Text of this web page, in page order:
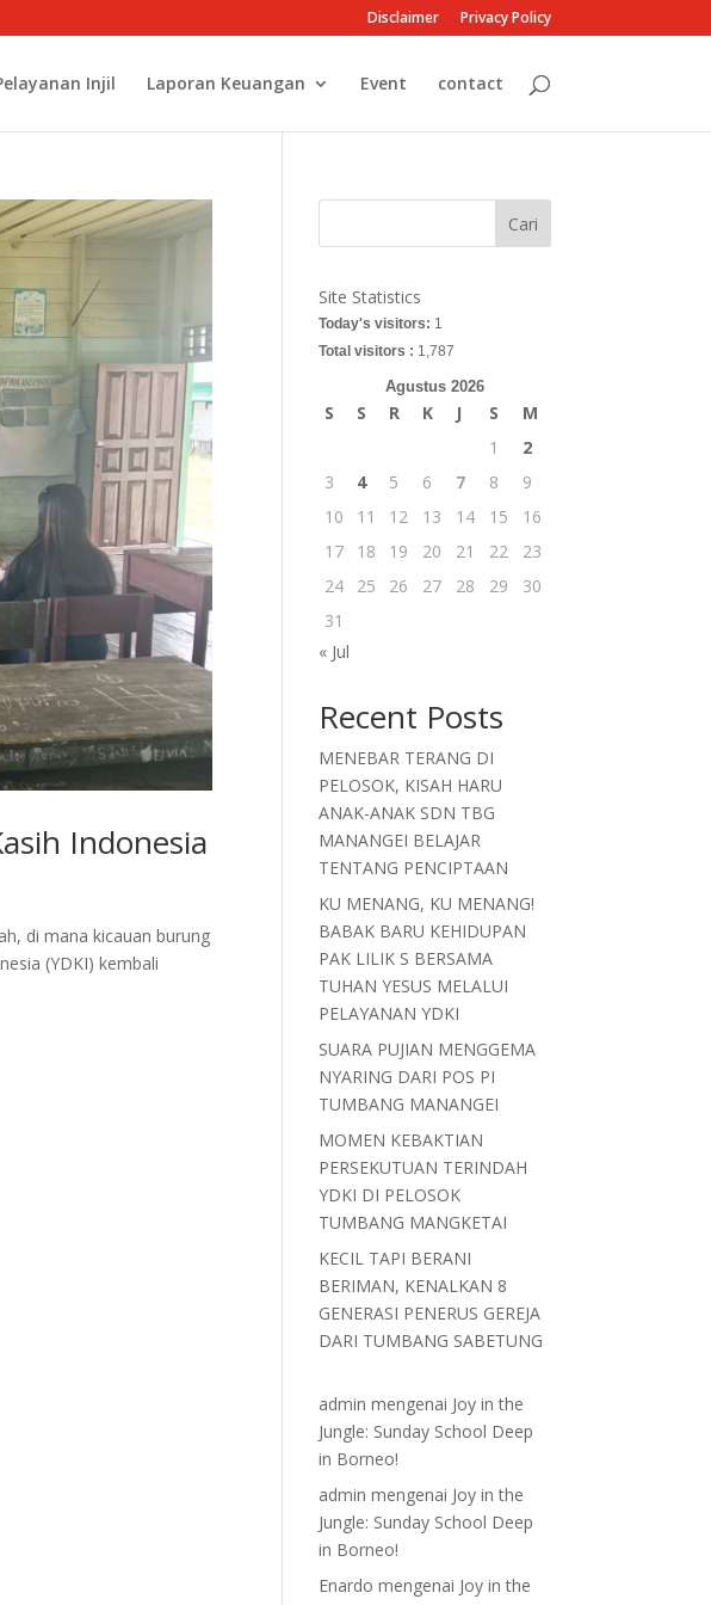
Disclaimer Privacy Policy
Injil Laporan Keuangan Event contact
Indonesia
di mana kicauan burung
(YDKI) kembali
Cari
Site Statistics
Today's visitors: 1
Total visitors : 1,787
Agustus 2026
S S R K J S
M
1
2
3
4 5 6 7 8
9
10
11 12 13 14 15
16
17
18 19 20 21 22
23
24
25 26 27 28 29
30
31
« Jul
Recent Posts
MENEBAR TERANG DI
PELOSOK, KISAH HARU
ANAK-ANAK SDN TBG
MANANGEI BELAJAR
TENTANG PENCIPTAAN
KU MENANG, KU MENANG!
BABAK BARU KEHIDUPAN
PAK LILIK S BERSAMA
TUHAN YESUS MELALUI
PELAYANAN YDKI
SUARA PUJIAN MENGGEMA
NYARING DARI POS PI
TUMBANG MANANGEI
MOMEN KEBAKTIAN
PERSEKUTUAN TERINDAH
YDKI DI PELOSOK
TUMBANG MANGKETAI
KECIL TAPI BERANI
BERIMAN, KENALKAN 8
GENERASI PENERUS GEREJA
DARI TUMBANG SABETUNG
admin mengenai Joy in the
Jungle: Sunday School Deep
in Borneo!
admin mengenai Joy in the
Jungle: Sunday School Deep
in Borneo!
Enardo mengenai Joy in the